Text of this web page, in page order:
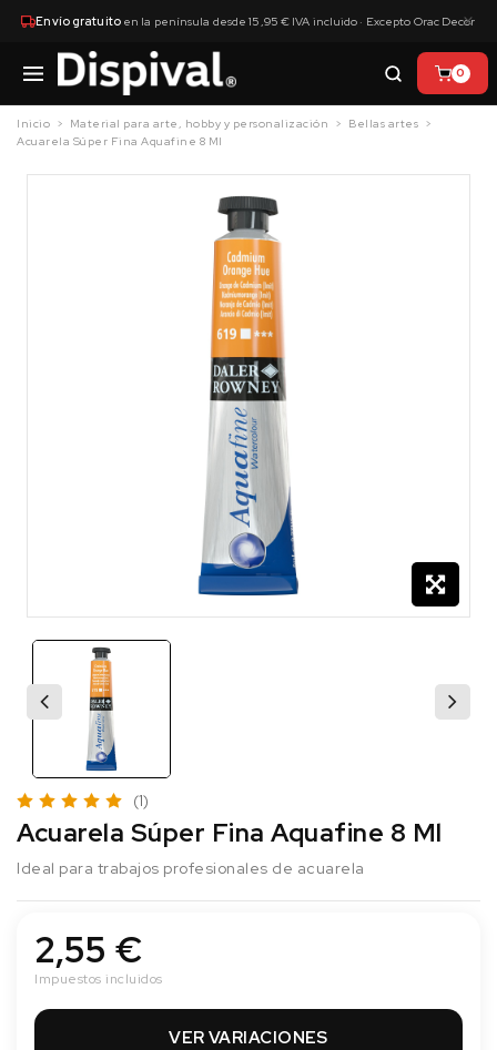
Envío gratuitoen la península desde 15,95 € IVA incluido · Excepto Orac Decor
×
0
Inicio Material para arte, hobby y personalización
Bellas artes
Acuarela Súper Fina Aquafine 8 Ml
(1)
Acuarela Súper Fina Aquafine 8 Ml
Ideal para trabajos profesionales de acuarela
2,55 €
Impuestos incluidos
VER VARIACIONES